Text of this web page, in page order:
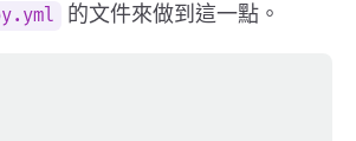
的文件來做到這一點。